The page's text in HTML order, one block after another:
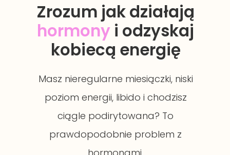
Zrozum jak działają
hormony i odzyskaj
kobiecą energię
Masz nieregularne miesiączki, niski
poziom energii, libido i chodzisz
ciągle podirytowana? To
prawdopodobnie problem z